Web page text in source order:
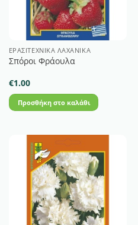
ΕΡΑΣΙΤΕΧΝΙΚΆ ΛΑΧΑΝΙΚΆ
Σπόροι Φράουλα
€1.00
Προσθήκη στο καλάθι